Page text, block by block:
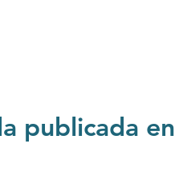
publicada en